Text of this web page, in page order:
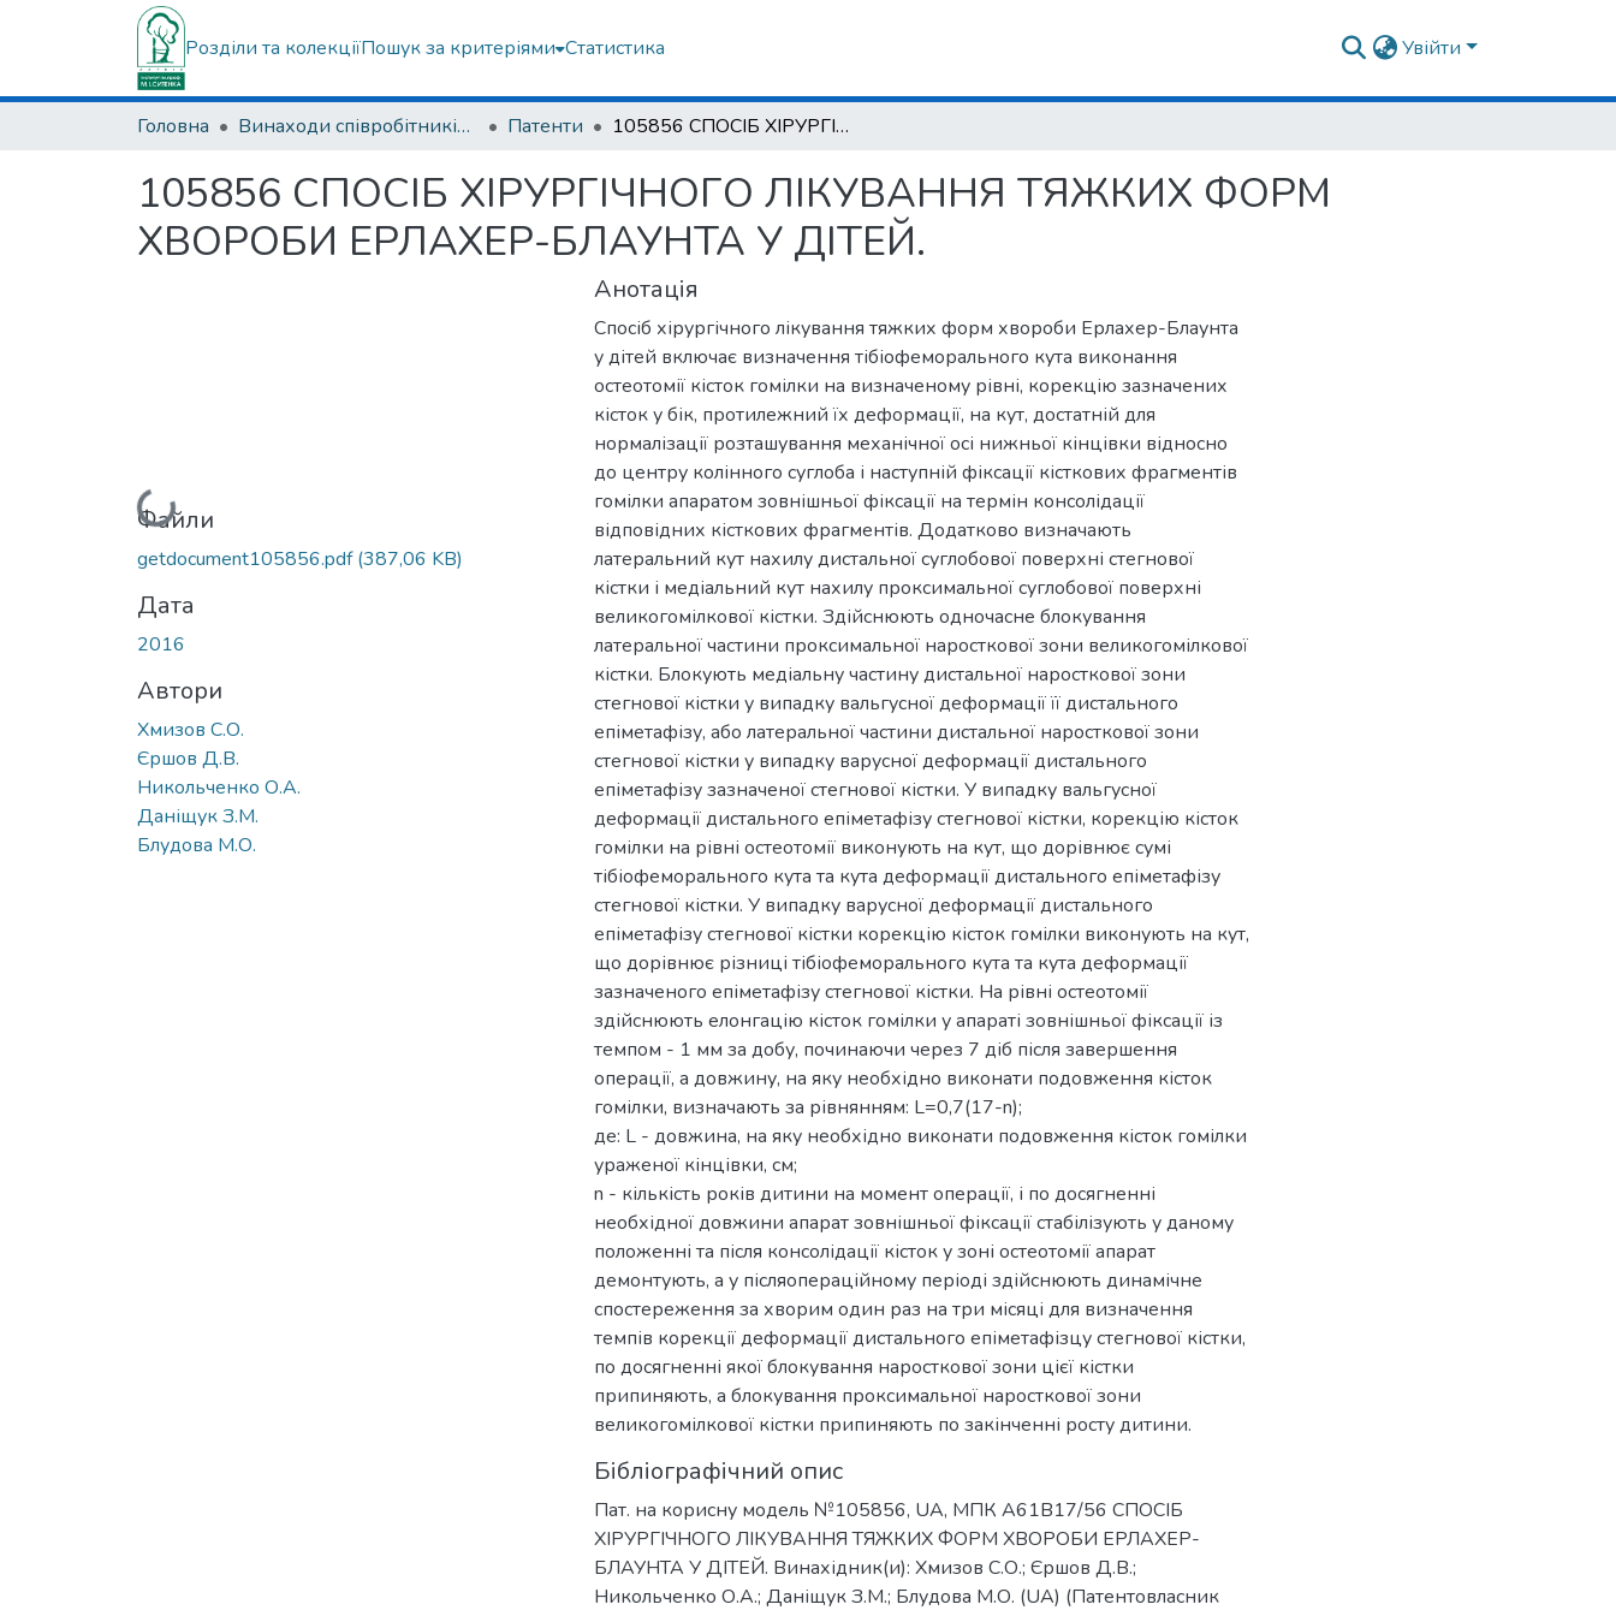
Розділи та колекціїПошук за критеріями Статистика Увійти
Головна Винаходи співробітників ДУ "ІПХС ім. проф. М.І. Ситенка" Патенти 105856 СПОСІБ ХІРУРГІЧНОГО ЛІКУВАННЯ ТЯЖКИХ ФОРМ ХВОРОБИ ЕРЛАХЕР-БЛАУНТА У ДІТЕЙ.
105856 СПОСІБ ХІРУРГІЧНОГО ЛІКУВАННЯ ТЯЖКИХ ФОРМ
ХВОРОБИ ЕРЛАХЕР-БЛАУНТА У ДІТЕЙ.
Вантажиться...
Файли
getdocument105856.pdf(387,06 KB)
Дата
2016
Автори
Хмизов С.О.
Єршов Д.В.
Никольченко О.А.
Даніщук З.М.
Блудова М.О.
Анотація
Спосіб хірургічного лікування тяжких форм хвороби Ерлахер-Блаунта
у дітей включає визначення тібіофеморального кута виконання
остеотомії кісток гомілки на визначеному рівні, корекцію зазначених
кісток у бік, протилежний їх деформації, на кут, достатній для
нормалізації розташування механічної осі нижньої кінцівки відносно
до центру колінного суглоба і наступній фіксації кісткових фрагментів
гомілки апаратом зовнішньої фіксації на термін консолідації
відповідних кісткових фрагментів. Додатково визначають
латеральний кут нахилу дистальної суглобової поверхні стегнової
кістки і медіальний кут нахилу проксимальної суглобової поверхні
великогомілкової кістки. Здійснюють одночасне блокування
латеральної частини проксимальної наросткової зони великогомілкової
кістки. Блокують медіальну частину дистальної наросткової зони
стегнової кістки у випадку вальгусної деформації її дистального
епіметафізу, або латеральної частини дистальної наросткової зони
стегнової кістки у випадку варусної деформації дистального
епіметафізу зазначеної стегнової кістки. У випадку вальгусної
деформації дистального епіметафізу стегнової кістки, корекцію кісток
гомілки на рівні остеотомії виконують на кут, що дорівнює сумі
тібіофеморального кута та кута деформації дистального епіметафізу
стегнової кістки. У випадку варусної деформації дистального
епіметафізу стегнової кістки корекцію кісток гомілки виконують на кут,
що дорівнює різниці тібіофеморального кута та кута деформації
зазначеного епіметафізу стегнової кістки. На рівні остеотомії
здійснюють елонгацію кісток гомілки у апараті зовнішньої фіксації із
темпом - 1 мм за добу, починаючи через 7 діб після завершення
операції, а довжину, на яку необхідно виконати подовження кісток
гомілки, визначають за рівнянням: L=0,7(17-n);
де: L - довжина, на яку необхідно виконати подовження кісток гомілки
ураженої кінцівки, см;
n - кількість років дитини на момент операції, і по досягненні
необхідної довжини апарат зовнішньої фіксації стабілізують у даному
положенні та після консолідації кісток у зоні остеотомії апарат
демонтують, а у післяопераційному періоді здійснюють динамічне
спостереження за хворим один раз на три місяці для визначення
темпів корекції деформації дистального епіметафізцу стегнової кістки,
по досягненні якої блокування наросткової зони цієї кістки
припиняють, а блокування проксимальної наросткової зони
великогомілкової кістки припиняють по закінченні росту дитини.
Бібліографічний опис
Пат. на корисну модель №105856, UA, МПК A61B17/56 СПОСІБ
ХІРУРГІЧНОГО ЛІКУВАННЯ ТЯЖКИХ ФОРМ ХВОРОБИ ЕРЛАХЕР-
БЛАУНТА У ДІТЕЙ. Винахідник(и): Хмизов С.О.; Єршов Д.В.;
Никольченко О.А.; Даніщук З.М.; Блудова М.О. (UA) (Патентовласник